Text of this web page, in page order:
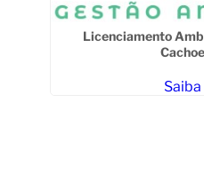
Licenciamento